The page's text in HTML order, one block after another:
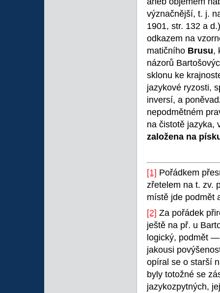
význačnější, t. j.
1901, str. 132 a
odkazem na
matičního Brusu,
názorů
sklonu ke
jazykové ryzosti,
inversí, a
nepodmětném
na čistotě jazyka,
založena na
[1] Pořádkem
zřetelem na t. zv.
místě jde podmět
[2] Za pořádek
ještě na př. u
logický, podmět
jakousi
opíral se o starší
byly totožné se
jazykozpytných,